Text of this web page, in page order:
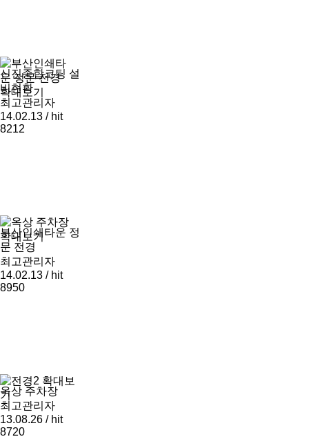
신진종합코팅 설
비현황
최고관리자
14.02.13 / hit
8212
확대보기
부산인쇄타운 정
문 전경
최고관리자
14.02.13 / hit
8950
확대보기
옥상 주차장
최고관리자
13.08.26 / hit
8720
확대보
기